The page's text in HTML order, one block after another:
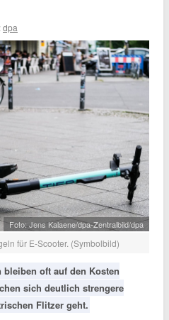
dpa
Foto: Jens Kalaene/dpa-Zentralbild/dpa
für E-Scooter. (Symbolbild)
oft auf den Kosten
sich deutlich strengere
Flitzer geht.